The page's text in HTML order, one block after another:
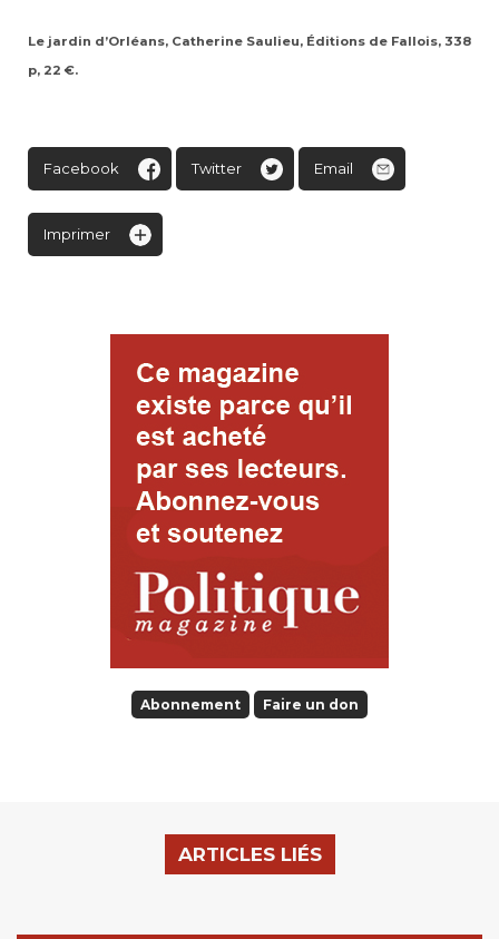
Le jardin d’Orléans, Catherine Saulieu, Éditions de Fallois, 338
p, 22 €.
Facebook Twitter Email
Imprimer
Abonnement Faire un don
ARTICLES LIÉS